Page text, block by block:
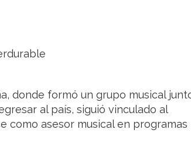
donde formó un grupo musical
al país, siguió vinculado al
como asesor musical en programas